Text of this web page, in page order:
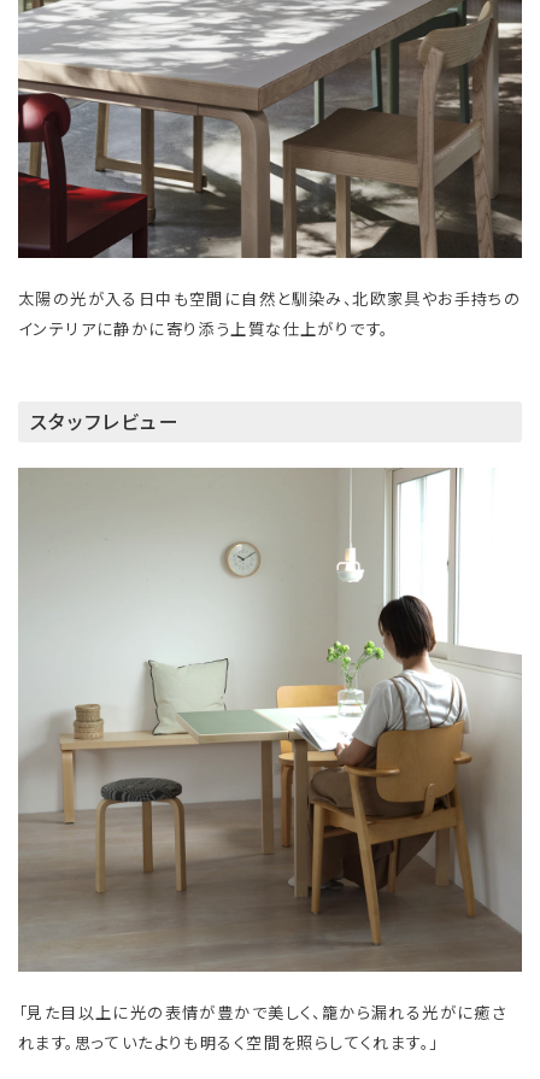
太陽の光が入る日中も空間に自然と馴染み、北欧家具やお手持ちの
インテリアに静かに寄り添う上質な仕上がりです。
スタッフレビュー
「見た目以上に光の表情が豊かで美しく、籠から漏れる光がに癒さ
れます。思っていたよりも明るく空間を照らしてくれます。」